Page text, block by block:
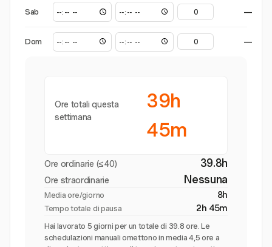
Sab —
Dom —
Ore totali questa
settimana
39h
45m
Ore ordinarie (≤40) 39.8h
Ore straordinarie Nessuna
Media ore/giorno 8h
Tempo totale di pausa 2h 45m
Hai lavorato 5 giorni per un totale di 39.8 ore. Le
schedulazioni manuali omettono in media 4,5 ore a